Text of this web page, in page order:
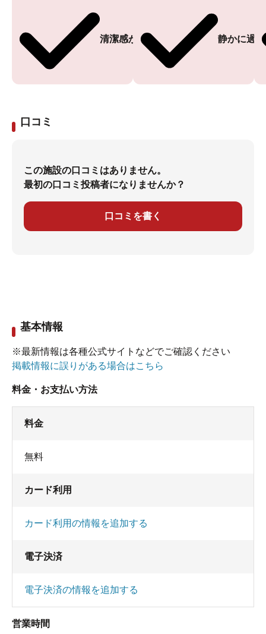
清潔感がある 静かに過
口コミ
この施設の口コミはありません。
最初の口コミ投稿者になりませんか？
口コミを書く
基本情報
※最新情報は各種公式サイトなどでご確認ください
掲載情報に誤りがある場合はこちら
料金・お支払い方法
料金
無料
カード利用
カード利用の情報を追加する
電子決済
電子決済の情報を追加する
営業時間